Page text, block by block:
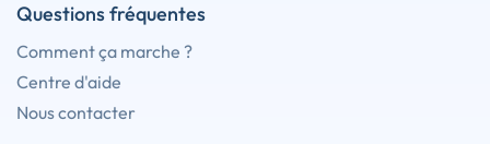
Questions fréquentes
Comment ça marche ?
Centre d'aide
Nous contacter